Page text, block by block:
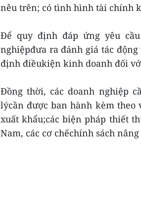
nêu trên; có tình hình tài chính
Để quy định đáp ứng yêu
nghiệpđưa ra đánh giá tác
định điềukiện kinh doanh đối
Đồng thời, các doanh nghiệp
lýcần được ban hành kèm
xuất khẩu;các biện pháp thiết
Nam, các cơ chếchính sách